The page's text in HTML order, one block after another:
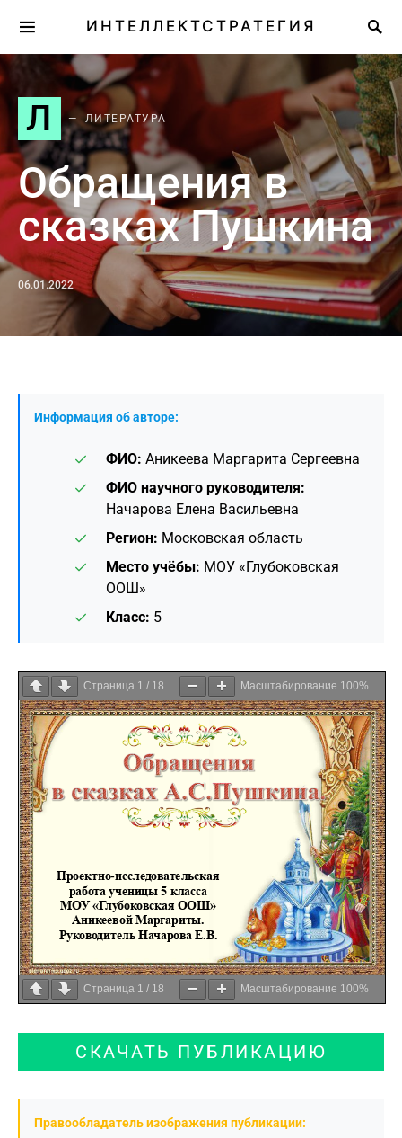
ИНТЕЛЛЕКТСТРАТЕГИЯ
Л ЛИТЕРАТУРА
Обращения в
сказках Пушкина
06.01.2022
Информация об авторе:
ФИО: Аникеева Маргарита Сергеевна
ФИО научного руководителя:
Начарова Елена Васильевна
Регион: Московская область
Место учёбы: МОУ «Глубоковская
ООШ»
Класс: 5
Страница 1 / 18 Масштабирование 100%
Страница 1 / 18 Масштабирование 100%
СКАЧАТЬ ПУБЛИКАЦИЮ
Правообладатель изображения публикации: